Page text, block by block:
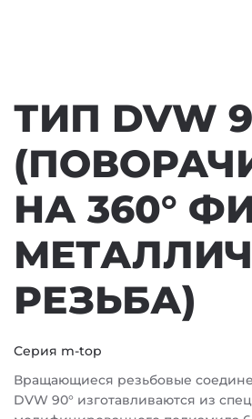
ТИП DVW
НА 360°
РЕЗЬБА)
Серия m-top
Вращающиеся резьбовые
DVW 90° изготавливаются из